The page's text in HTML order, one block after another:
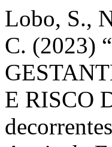
Lobo, S.,
C. (2023)
E RISCO